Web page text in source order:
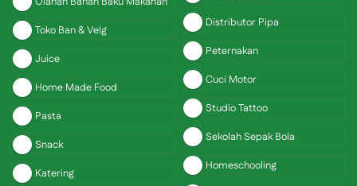
Toko Ban & Velg
Juice
Home Made Food
Pasta
Snack
Katering
Distributor Pipa
Peternakan
Cuci Motor
Studio Tattoo
Sekolah Sepak Bola
Homeschooling